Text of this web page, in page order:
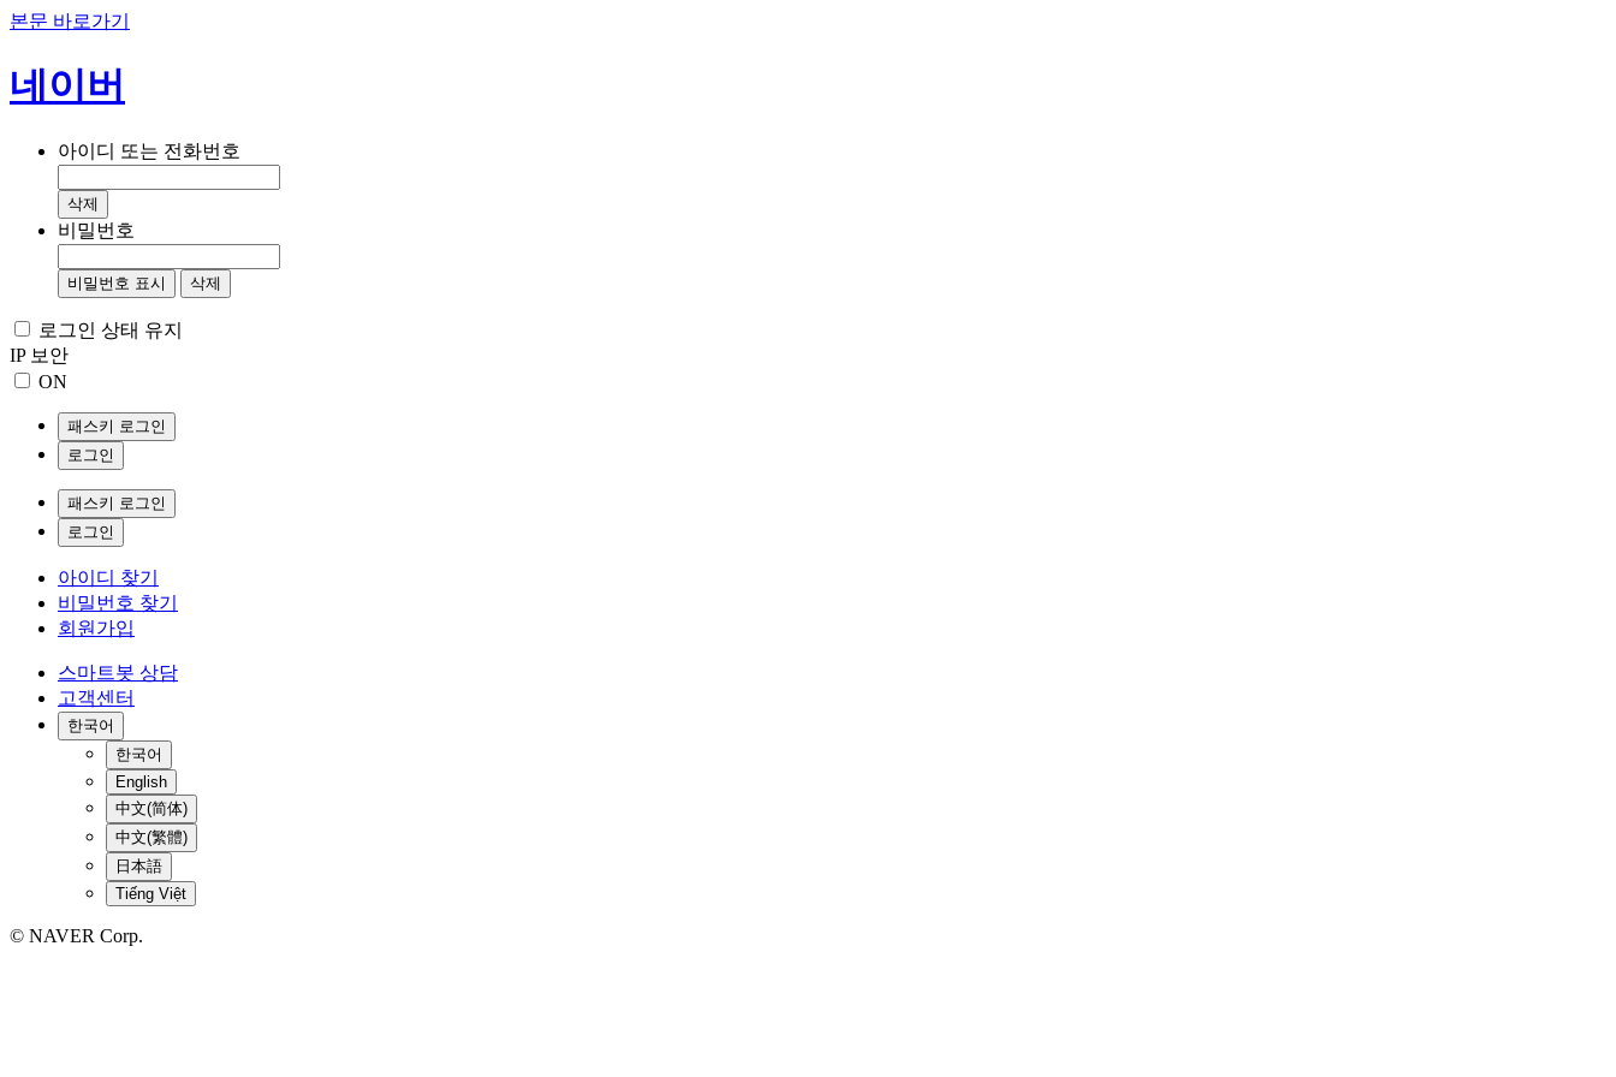
본문 바로가기
네이버
아이디 또는 전화번호
삭제
비밀번호
비밀번호 표시 삭제
로그인 상태 유지
IP 보안
ON
패스키 로그인
로그인
패스키 로그인
로그인
아이디 찾기
비밀번호 찾기
회원가입
스마트봇 상담
고객센터
한국어
한국어
English
中文(简体)
中文(繁體)
日本語
Tiếng Việt
© NAVER Corp.